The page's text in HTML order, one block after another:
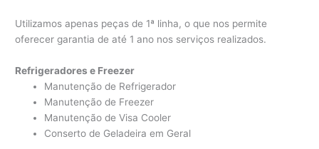
Utilizamos apenas peças de 1ª linha, o que nos permite
oferecer garantia de até 1 ano nos serviços realizados.
Refrigeradores e Freezer
Manutenção de Refrigerador
Manutenção de Freezer
Manutenção de Visa Cooler
Conserto de Geladeira em Geral